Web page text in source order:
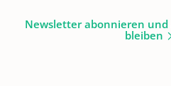
Newsletter abonnieren
bleiben